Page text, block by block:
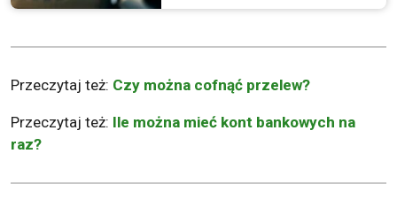
Przeczytaj też: Czy można cofnąć przelew?
Przeczytaj też: Ile można mieć kont bankowych na
raz?